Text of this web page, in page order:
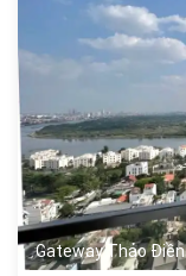
Gateway Thảo Điền